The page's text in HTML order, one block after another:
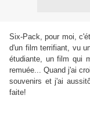
Six-Pack, pour moi,
d'un film terrifiant, vu
étudiante, un film qui
remuée... Quand j'ai
souvenirs et j'ai
faite!